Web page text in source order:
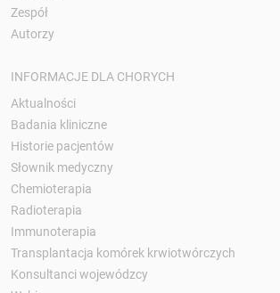
Zespół
Autorzy
INFORMACJE DLA CHORYCH
Aktualności
Badania kliniczne
Historie pacjentów
Słownik medyczny
Chemioterapia
Radioterapia
Immunoterapia
Transplantacja komórek krwiotwórczych
Konsultanci wojewódzcy